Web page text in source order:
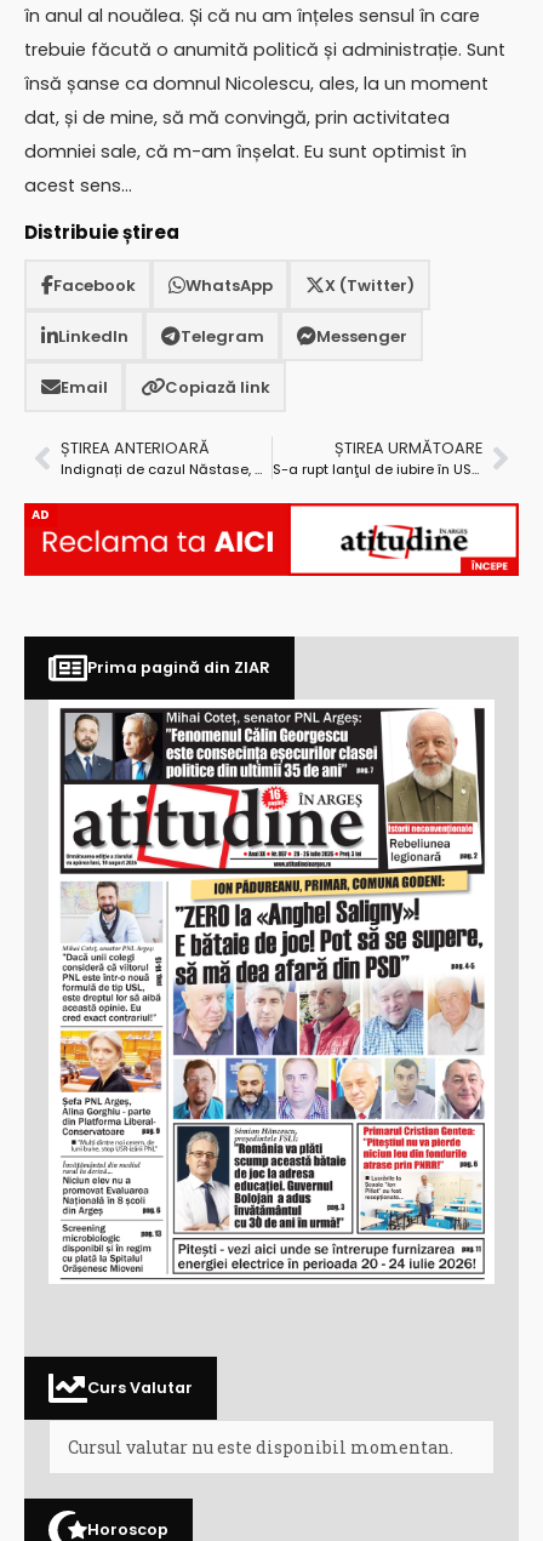
în anul al nouălea. Și că nu am înțeles sensul în care
trebuie făcută o anumită politică și administrație. Sunt
însă șanse ca domnul Nicolescu, ales, la un moment
dat, și de mine, să mă convingă, prin activitatea
domniei sale, că m-am înșelat. Eu sunt optimist în
acest sens…
Distribuie știrea
Facebook WhatsApp X (Twitter)
LinkedIn Telegram Messenger
Email Copiază link
ȘTIREA ANTERIOARĂ
Indignați de cazul Năstase, pesediștii argeșeni vor schimbări în justiție
ȘTIREA URMĂTOARE
S-a rupt lanţul de iubire în USL?
AD
Prima pagină din ZIAR
Curs Valutar
Cursul valutar nu este disponibil momentan.
Horoscop